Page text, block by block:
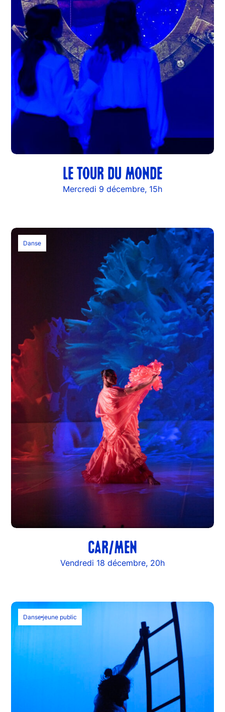
LE TOUR DU MONDE
Mercredi 9 décembre, 15h
Danse
CAR/MEN
Vendredi 18 décembre, 20h
Danse jeune public